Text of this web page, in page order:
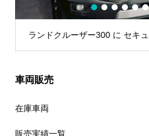
ランドクルーザー300 に セキ
1 2 3 4 5 6
車両販売
在庫車両
販売実績一覧